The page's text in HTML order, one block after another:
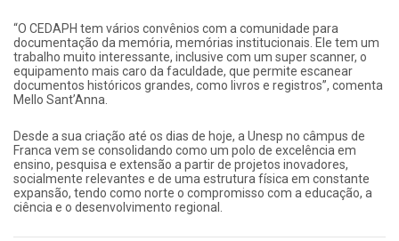
“O CEDAPH tem vários convênios com a comunidade para
documentação da memória, memórias institucionais. Ele tem um
trabalho muito interessante, inclusive com um super scanner, o
equipamento mais caro da faculdade, que permite escanear
documentos históricos grandes, como livros e registros”, comenta
Mello Sant’Anna.
Desde a sua criação até os dias de hoje, a Unesp no câmpus de
Franca vem se consolidando como um polo de excelência em
ensino, pesquisa e extensão a partir de projetos inovadores,
socialmente relevantes e de uma estrutura física em constante
expansão, tendo como norte o compromisso com a educação, a
ciência e o desenvolvimento regional.